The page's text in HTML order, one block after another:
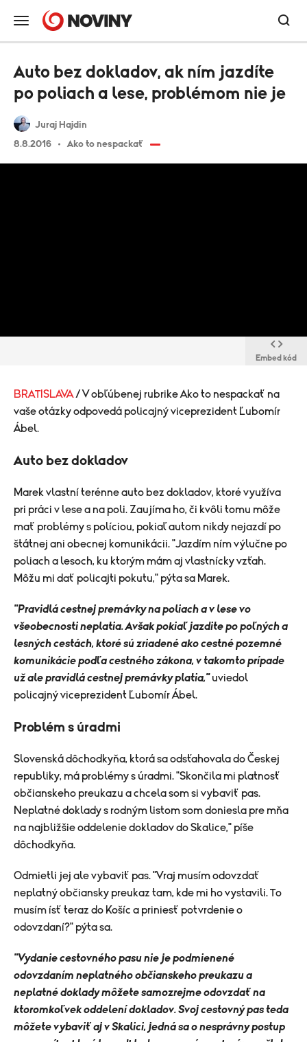
Juraj Hajdin
8.8.2016
Ako to nespackať
Auto bez dokladov, ak ním jazdíte
po poliach a lese, problémom nie je
Embed kód
BRATISLAVA / V obľúbenej rubrike Ako to nespackať na
vaše otázky odpovedá policajný viceprezident Ľubomír
Ábel.
Auto bez dokladov
Marek vlastní terénne auto bez dokladov, ktoré využíva
pri práci v lese a na poli. Zaujíma ho, či kvôli tomu môže
mať problémy s políciou, pokiaľ autom nikdy nejazdí po
štátnej ani obecnej komunikácii. "Jazdím ním výlučne po
poliach a lesoch, ku ktorým mám aj vlastnícky vzťah.
Môžu mi dať policajti pokutu," pýta sa Marek.
"Pravidlá cestnej premávky na poliach a v lese vo
všeobecnosti neplatia. Avšak pokiaľ jazdite po poľných a
lesných cestách, ktoré sú zriadené ako cestné pozemné
komunikácie podľa cestného zákona, v takomto prípade
už ale pravidlá cestnej premávky platia,"uviedol
policajný viceprezident Ľubomír Ábel.
Problém s úradmi
Slovenská dôchodkyňa, ktorá sa odsťahovala do Českej
republiky, má problémy s úradmi. "Skončila mi platnosť
občianskeho preukazu a chcela som si vybaviť pas.
Neplatné doklady s rodným listom som doniesla pre mňa
na najbližšie oddelenie dokladov do Skalice," píše
dôchodkyňa.
Odmietli jej ale vybaviť pas. "Vraj musím odovzdať
neplatný občiansky preukaz tam, kde mi ho vystavili. To
musím ísť teraz do Košíc a priniesť potvrdenie o
odovzdaní?" pýta sa.
"Vydanie cestovného pasu nie je podmienené
odovzdaním neplatného občianskeho preukazu a
neplatné doklady môžete samozrejme odovzdať na
ktoromkoľvek oddelení dokladov. Svoj cestovný pas teda
môžete vybaviť aj v Skalici, jedná sa o nesprávny postup